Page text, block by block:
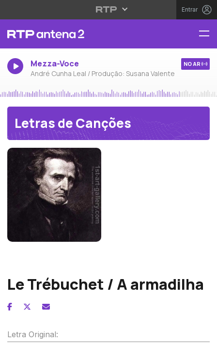
Entrar
Mezza-Voce
André Cunha Leal / Produção: Susana Valente
NO AR
Letras de Canções
Le Trébuchet / A armadilha
Letra Original: